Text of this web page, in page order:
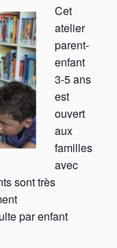
Cet
atelier
parent-
enfant
3-5 ans
est
ouvert
aux
familles
avec
sont très
par enfant